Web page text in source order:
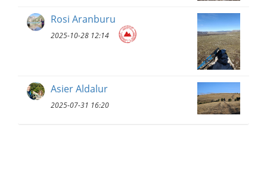
Rosi Aranburu
2025-10-28 12:14
Asier Aldalur
2025-07-31 16:20